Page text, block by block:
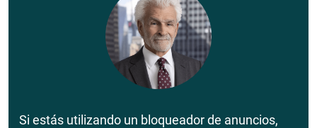
Si estás utilizando un bloqueador de anuncios,